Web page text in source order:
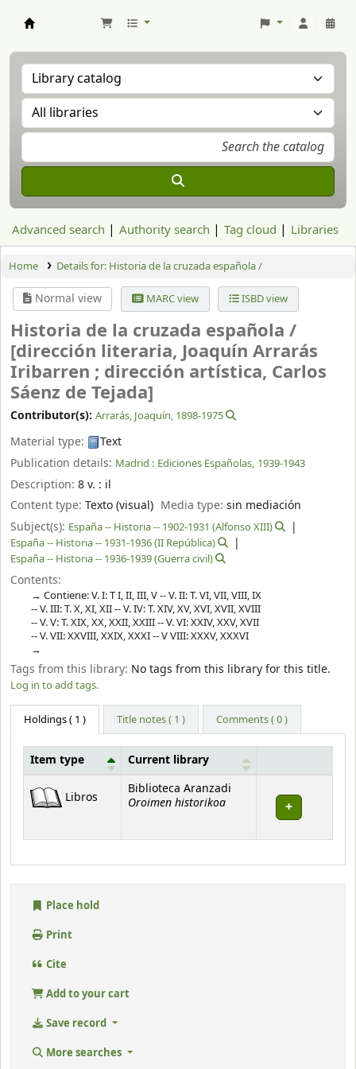
Advanced search Authority search Tag cloud Libraries
Home Details for: Historia de la cruzada española /
Normal view MARC view ISBD view
Historia de la cruzada española /
[dirección literaria, Joaquín Arrarás
Iribarren ; dirección artística, Carlos
Sáenz de Tejada]
Contributor(s): Arrarás, Joaquín, 1898-1975
Material type:
Text
Publication details: Madrid : Ediciones Españolas, 1939-1943
Description: 8 v. : il
Content type: Texto (visual) Media type:sin mediación
Subject(s): España -- Historia -- 1902-1931 (Alfonso XIII)
España -- Historia -- 1931-1936 (II República)
España -- Historia -- 1936-1939 (Guerra civil)
Contents:
Contiene: V. I: T I, II, III, V -- V. II: T. VI, VII, VIII, IX
-- V. III: T. X, XI, XII -- V. IV: T. XIV, XV, XVI, XVII, XVIII
-- V. V: T. XIX, XX, XXII, XXIII -- V. VI: XXIV, XXV, XVII
-- V. VII: XXVIII, XXIX, XXXI -- V VIII: XXXV, XXXVI
Tags from this library: No tags from this library for this title.
Log in to add tags.
Holdings( 1 ) Title notes ( 1 ) Comments ( 0 )
Item type Current library
Libros
Biblioteca Aranzadi
Oroimen historikoa
Place hold
Print
Cite
Add to your cart
Save record
More searches